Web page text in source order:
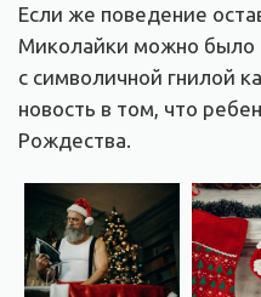
Если же поведение
Миколайки можно было
с символичной гнилой
новость в том, что
Рождества.